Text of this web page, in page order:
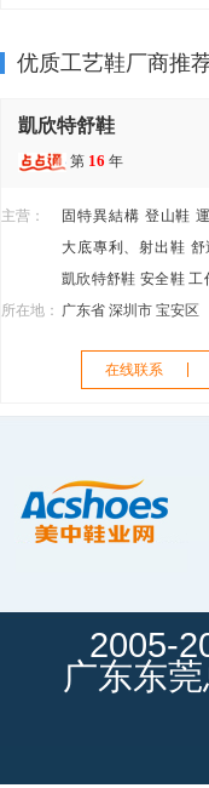
优质工艺鞋厂商推
凱欣特舒鞋
第 16 年
主营： 固特異結構 登山鞋
大底專利、射出鞋 舒
凱欣特舒鞋 安全鞋 工
鞋
所在地： 广东省 深圳市 宝安区
在线联系
2005-
广东东